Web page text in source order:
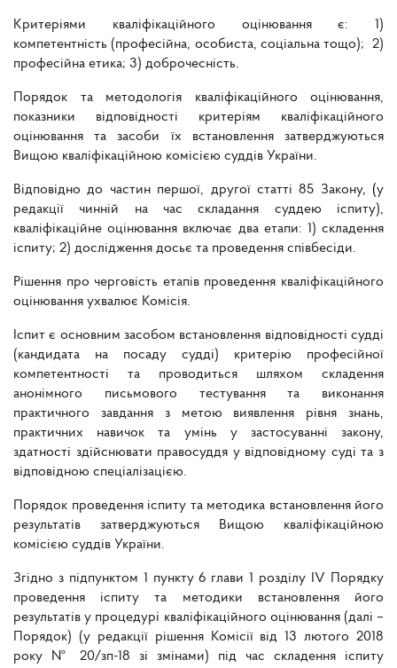
Критеріями кваліфікаційного оцінювання є: 1)
компетентність (професійна, особиста, соціальна тощо);
2)
професійна етика; 3) доброчесність.
Порядок та методологія кваліфікаційного оцінювання,
показники відповідності критеріям кваліфікаційного
оцінювання та засоби їх встановлення затверджуються
Вищою кваліфікаційною комісією суддів України.
Відповідно до частин першої, другої статті 85 Закону, (у
редакції чинній на час складання суддею іспиту),
кваліфікаційне оцінювання включає два етапи: 1) складення
іспиту; 2) дослідження досьє та проведення співбесіди.
Рішення про черговість етапів проведення кваліфікаційного
оцінювання ухвалює Комісія.
Іспит є основним засобом встановлення відповідності судді
(кандидата на посаду судді) критерію професійної
компетентності та проводиться шляхом складення
анонімного письмового тестування та виконання
практичного завдання з метою виявлення рівня знань,
практичних навичок та умінь у застосуванні закону,
здатності здійснювати правосуддя у відповідному суді та з
відповідною спеціалізацією.
Порядок проведення іспиту та методика встановлення його
результатів затверджуються Вищою кваліфікаційною
комісією суддів України.
Згідно з підпунктом 1 пункту 6 глави 1 розділу IV Порядку
проведення іспиту та методики встановлення його
результатів у процедурі кваліфікаційного оцінювання (далі –
Порядок) (у редакції рішення Комісії від 13 лютого 2018
року № 20/зп-18 зі змінами) під час складення іспиту